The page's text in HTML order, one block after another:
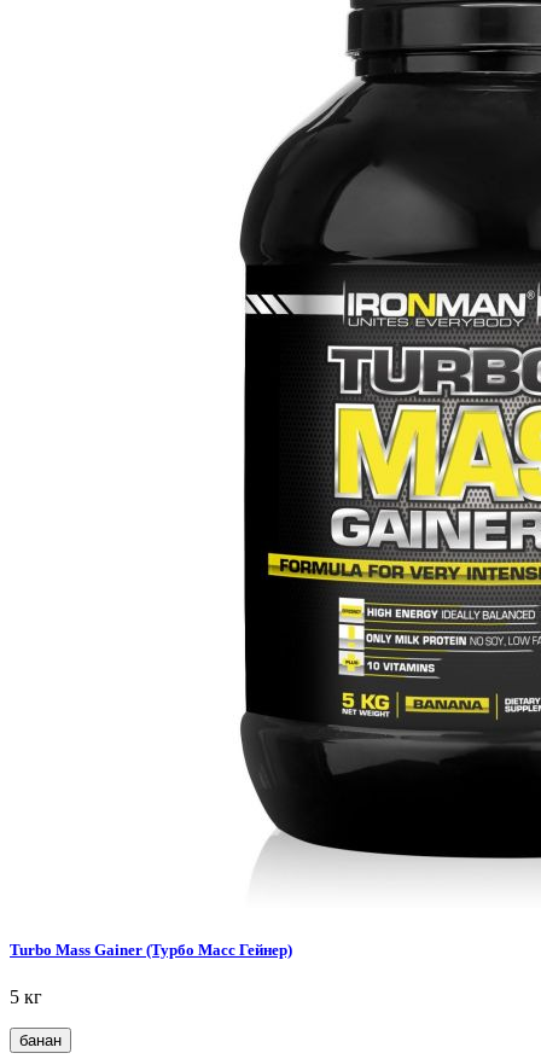
Turbo Mass Gainer (Турбо Масс Гейнер)
5 кг
банан